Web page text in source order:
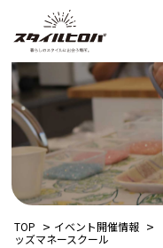
TOP イベント開催情報
ッズマネースクール